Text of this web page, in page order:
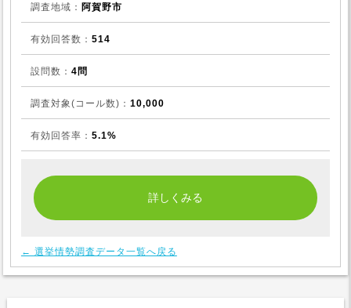
調査地域： 阿賀野市
有効回答数： 514
設問数： 4問
調査対象(コール数)： 10,000
有効回答率： 5.1%
← 選挙情勢調査データ一覧へ戻る